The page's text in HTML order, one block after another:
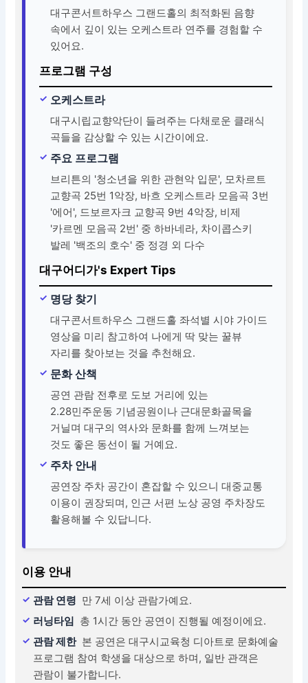
대구콘서트하우스 그랜드홀의 최적화된 음향
속에서 깊이 있는 오케스트라 연주를 경험할 수
있어요.
프로그램 구성
오케스트라
대구시립교향악단이 들려주는 다채로운 클래식
곡들을 감상할 수 있는 시간이에요.
주요 프로그램
브리튼의 '청소년을 위한 관현악 입문', 모차르트
교향곡 25번 1악장, 바흐 오케스트라 모음곡 3번
'에어', 드보르자크 교향곡 9번 4악장, 비제
'카르멘 모음곡 2번' 중 하바네라, 차이콥스키
발레 '백조의 호수' 중 정경 외 다수
대구어디가's Expert Tips
명당 찾기
대구콘서트하우스 그랜드홀 좌석별 시야 가이드
영상을 미리 참고하여 나에게 딱 맞는 꿀뷰
자리를 찾아보는 것을 추천해요.
문화 산책
공연 관람 전후로 도보 거리에 있는
2.28민주운동 기념공원이나 근대문화골목을
거닐며 대구의 역사와 문화를 함께 느껴보는
것도 좋은 동선이 될 거예요.
주차 안내
공연장 주차 공간이 혼잡할 수 있으니 대중교통
이용이 권장되며, 인근 서편 노상 공영 주차장도
활용해볼 수 있답니다.
이용 안내
관람 연령 만 7세 이상 관람가예요.
러닝타임 총 1시간 동안 공연이 진행될 예정이에요.
관람 제한 본 공연은 대구시교육청 디아트로 문화예술
프로그램 참여 학생을 대상으로 하며, 일반 관객은
관람이 불가합니다.